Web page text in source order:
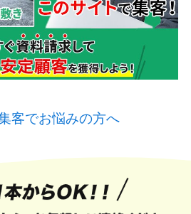
客でお悩みの方へ